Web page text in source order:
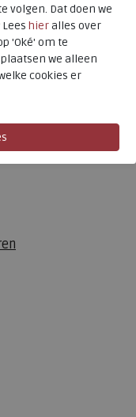
volgen. Dat doen we
hieralles over
'Oké' om te
plaatsen we alleen
cookies er